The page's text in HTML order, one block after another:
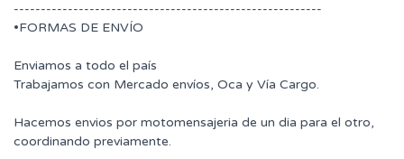
---------------------------------------------------------
•FORMAS DE ENVÍO
Enviamos a todo el país
Trabajamos con Mercado envíos, Oca y Vía Cargo.
Hacemos envios por motomensajeria de un dia para el otro,
coordinando previamente.